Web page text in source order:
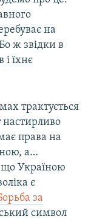
на
ж звідки в
їхнє
трактується
настирливо
права на
а…
що Україною
є
за
символ